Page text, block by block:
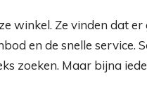
winkel. Ze vinden dat
en de snelle service.
zoeken. Maar bijna